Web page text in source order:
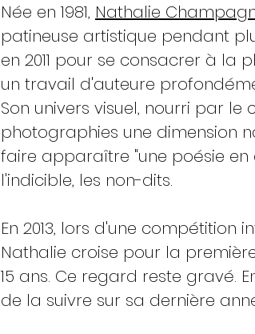
Née en 1981, Nathalie
patineuse artistique pendant
en 2011 pour se consacrer à la
un travail d'auteure
Son univers visuel, nourri par
photographies une dimension
faire apparaître "une poésie
l'indicible, les non-dits.
En 2013, lors d'une compétition
Nathalie croise pour la
15 ans. Ce regard reste gravé.
de la suivre sur sa dernière